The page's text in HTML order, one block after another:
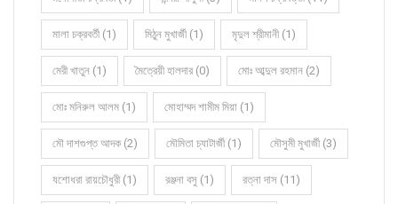
মালা চক্রবর্তী (1) মিঠুন মুখার্জী (1) মৃদুল শ্রীমানী (1)
মেরী খাতুন (1) মৈত্রেয়ী হালদার (0) মোঃ আব্দুল রহমান (2)
মোঃ মনিরুল আলম (1) মোহাম্মদ শামীম মিয়া (1)
মৌ দাশগুপ্ত আদক (2) মৌমিতা চ্যাটার্জী (1) মৌসুমী মুখার্জী (3)
যশোধরা রায়চৌধুরী (1) রঞ্জনা বসু (1) রত্না দাস (11)